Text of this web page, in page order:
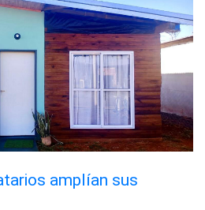
amplían sus